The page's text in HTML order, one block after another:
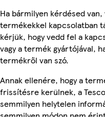
Ha bármilyen kérdésed van,
termékekkel kapcsolatban
kérjük, hogy vedd fel a
vagy a termék gyártójával,
termékről van szó.
Annak ellenére, hogy a
frissítésre kerülnek, a
semmilyen helytelen